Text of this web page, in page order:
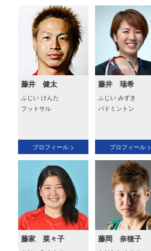
藤井 健太
ふじい けんた
フットサル
プロフィール >
藤井 瑞希
ふじい みずき
バドミントン
プロフィール >
藤家 菜々子 藤岡 奈穂子